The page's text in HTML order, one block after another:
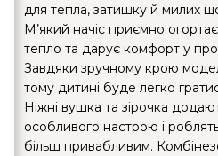
для тепла, затишку й милих
М’який начіс приємно
тепло та дарує комфорт у
Завдяки зручному крою
тому дитині буде легко
Ніжні вушка та зірочка
особливого настрою і
більш привабливим.